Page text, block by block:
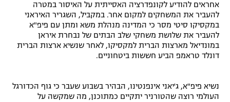
אחראים להודיע לקונפדרציה האסייתית על האיסור במטרה
להעביר את המשחקים למקום אחר. במקביל, השגריר האיראני
במקסיקו סיטי מסר כי המדינה מנהלת משא ומתן עם פיפ"א
להעביר את שלושת משחקי שלב הבתים של נבחרת איראן
במונדיאל מארצות הברית למקסיקו, לאחר שנשיא ארצות הברית
דונלד טראמפ הביע חששות ביטחוניים.
נשיא פיפ"א, ג'יאני אינפנטינו, הבהיר בשבוע שעבר כי גוף הכדורגל
העולמי רוצה שהטורניר יתקיים כמתוכנן, מה שמקשה על